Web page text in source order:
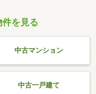
を見る
中古マンション
中古一戸建て